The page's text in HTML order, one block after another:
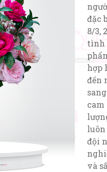
đặc
8/3,
tình
hợp
đến
đội
và